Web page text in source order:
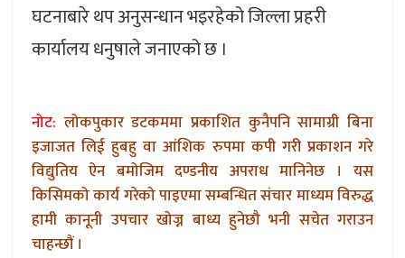
घटनाबारे थप अनुसन्धान भइरहेको जिल्ला प्रहरी
कार्यालय धनुषाले जनाएको छ ।
नोट: लोकपुकार डटकममा प्रकाशित कुनैपनि सामाग्री बिना
इजाजत लिई हुबहु वा आंशिक रुपमा कपी गरी प्रकाशन गरे
विद्युतिय ऐन बमोजिम दण्डनीय अपराध मानिनेछ । यस
किसिमको कार्य गरेको पाइएमा सम्बन्धित संचार माध्यम विरुद्ध
हामी कानूनी उपचार खोज्न बाध्य हुनेछौ भनी सचेत गराउन
चाहन्छौं ।